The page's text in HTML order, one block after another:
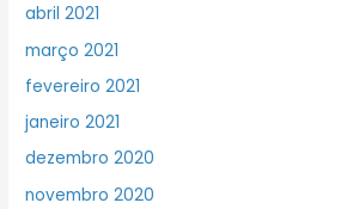
abril 2021
março 2021
fevereiro 2021
janeiro 2021
dezembro 2020
novembro 2020